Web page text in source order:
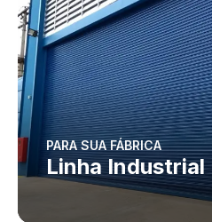
PARA SUA FÁBRICA
Linha Industrial